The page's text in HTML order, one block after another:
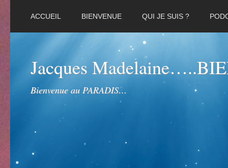
ACCUEIL BIENVENUE QUI JE SUIS ?
Jacques
Bienvenue au PARADIS…